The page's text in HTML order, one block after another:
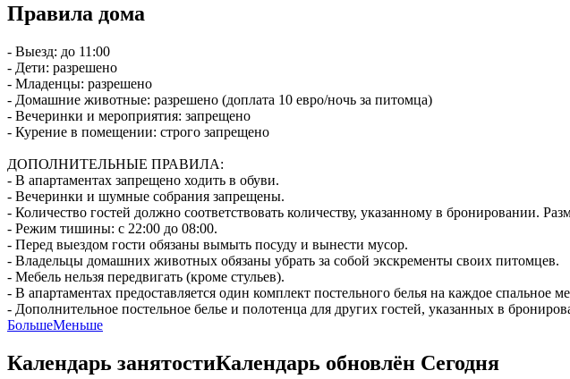
Правила дома
- Выезд: до 11:00
- Дети: разрешено
- Младенцы: разрешено
- Домашние животные: разрешено (доплата 10 евро/ночь за питомца)
- Вечеринки и мероприятия: запрещено
- Курение в помещении: строго запрещено
ДОПОЛНИТЕЛЬНЫЕ ПРАВИЛА:
- В апартаментах запрещено ходить в обуви.
- Вечеринки и шумные собрания запрещены.
- Количество гостей должно соответствовать количеству, указанному в бронировании.
- Режим тишины: с 22:00 до 08:00.
- Перед выездом гости обязаны вымыть посуду и вынести мусор.
- Владельцы домашних животных обязаны убрать за собой экскременты своих питомцев.
- Мебель нельзя передвигать (кроме стульев).
- В апартаментах предоставляется один комплект постельного белья на каждое спальное
- Дополнительное постельное белье и полотенца для других гостей, указанных в
БольшеМеньше
Календарь занятостиКалендарь обновлён Сегодня